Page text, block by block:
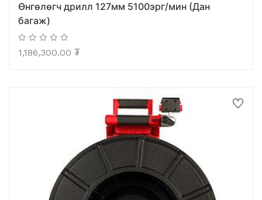
Өнгөлөгч дрилл 127мм 5100эрг/мин (Дан
багаж)
1,186,300.00 ₮